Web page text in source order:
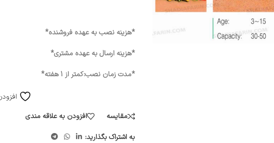
*هزینه نصب به عهده فروشنده*
*هزینه ارسال به عهده مشتری*
*مدت زمان نصب:کمتر از 1 هفته*
مقایسه
افزودن به علاقه مندی
به اشتراک بگذارید: